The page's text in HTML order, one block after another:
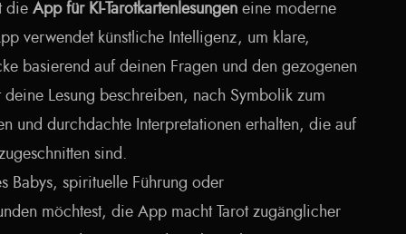
die App für KI-Tarotkartenlesungen eine moderne
verwendet künstliche Intelligenz, um klare,
basierend auf deinen Fragen und den gezogenen
deine Lesung beschreiben, nach Symbolik zum
und durchdachte Interpretationen erhalten, die auf
sind.
Babys, spirituelle Führung oder
möchtest, die App macht Tarot zugänglicher